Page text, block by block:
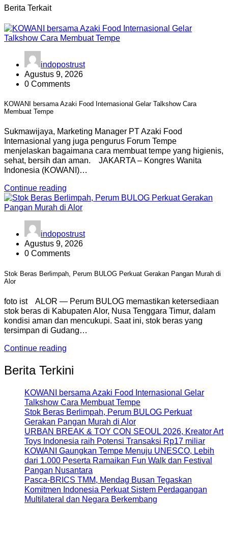
Berita Terkait
indopostrust
Agustus 9, 2026
0 Comments
KOWANI bersama Azaki Food Internasional Gelar Talkshow Cara
Membuat Tempe
Sukmawijaya, Marketing Manager PT Azaki Food
Internasional yang juga pengurus Forum Tempe
menjelaskan bagaimana cara membuat tempe yang higienis,
sehat, bersih dan aman. JAKARTA – Kongres Wanita
Indonesia (KOWANI)…
Continue reading
indopostrust
Agustus 9, 2026
0 Comments
Stok Beras Berlimpah, Perum BULOG Perkuat Gerakan Pangan Murah di
Alor
foto ist ALOR — Perum BULOG memastikan ketersediaan
stok beras di Kabupaten Alor, Nusa Tenggara Timur, dalam
kondisi aman dan mencukupi. Saat ini, stok beras yang
tersimpan di Gudang…
Continue reading
Berita Terkini
KOWANI bersama Azaki Food Internasional Gelar
Talkshow Cara Membuat Tempe
Stok Beras Berlimpah, Perum BULOG Perkuat
Gerakan Pangan Murah di Alor
URBAN BREAK & TOY CON SEOUL 2026, Kreator Art
Toys Indonesia raih Potensi Transaksi Rp17 miliar
KOWANI Gaungkan Tempe Menuju UNESCO, Lebih
dari 1.000 Peserta Ramaikan Fun Walk dan Festival
Pangan Nusantara
Pasca-BRICS TMM, Mendag Busan Tegaskan
Komitmen Indonesia Perkuat Sistem Perdagangan
Multilateral dan Negara Berkembang